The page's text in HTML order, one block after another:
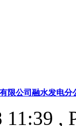
限公司融水发电分
11:39 ,